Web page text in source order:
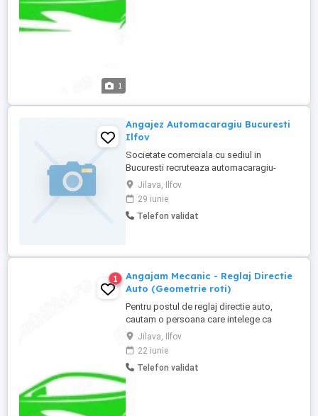
1
Angajez Automacaragiu Bucuresti
Ilfov
Societate comerciala cu sediul in
Bucuresti recruteaza automacaragiu-
calificat, perioada nedeterminata. Detinem
o flota de peste 10 automacarale Liebherr
cu sarcina de la 30 tone la 160 tone. Este
necesara flexibilitate in ceea ce priveste
Jilava, Ilfov
29 iunie
Telefon validat
1
Angajam Mecanic - Reglaj Directie
Auto (Geometrie roti)
Pentru postul de reglaj directie auto,
cautam o persoana care intelege ca
aceasta lucrare inseamna precizie si
responsabilitate. Responsabilitati
Efectuarea reglajelor de directie
(geometrie roti) pe aparat profesional
Jilava, Ilfov
22 iunie
Telefon validat